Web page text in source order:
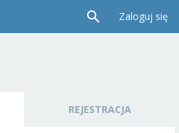
Zaloguj się
REJESTRACJA